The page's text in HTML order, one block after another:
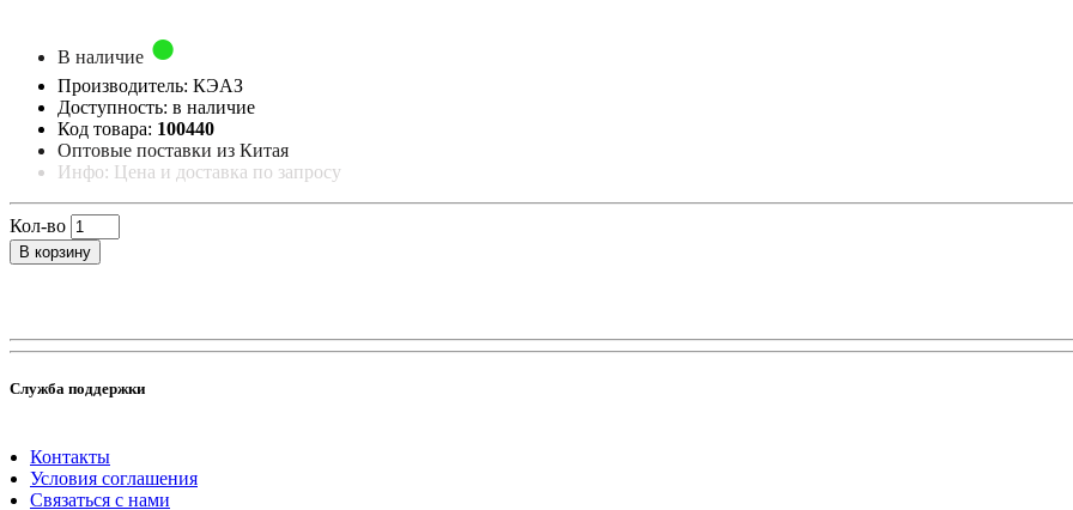
В наличие
Производитель: КЭАЗ
Доступность: в наличие
Код товара: 100440
Оптовые поставки из Китая
Инфо: Цена и доставка по запросу
Кол-во
В корзину
Служба поддержки
Контакты
Условия соглашения
Связаться с нами